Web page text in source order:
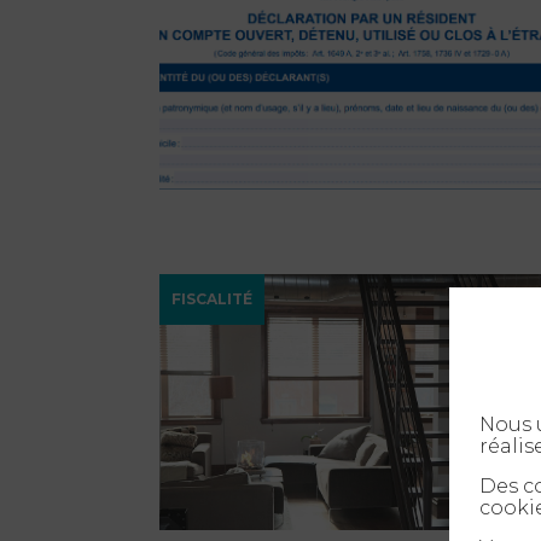
FISCALITÉ
Nous
Des